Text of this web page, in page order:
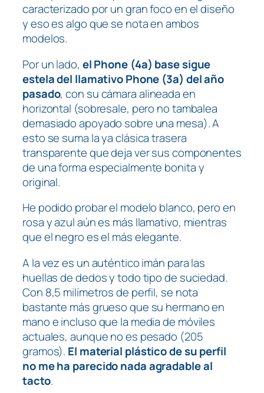
caracterizado por un gran foco en el diseño
y eso es algo que se nota en ambos
modelos.
Por un lado, el Phone (4a) base sigue
estela del llamativo Phone (3a) del año
pasado, con su cámara alineada en
horizontal (sobresale, pero no tambalea
demasiado apoyado sobre una mesa). A
esto se suma la ya clásica trasera
transparente que deja ver sus componentes
de una forma especialmente bonita y
original.
He podido probar el modelo blanco, pero en
rosa y azul aún es más llamativo, mientras
que el negro es el más elegante.
A la vez es un auténtico imán para las
huellas de dedos y todo tipo de suciedad.
Con 8,5 milímetros de perfil, se nota
bastante más grueso que su hermano en
mano e incluso que la media de móviles
actuales, aunque no es pesado (205
gramos). El material plástico de su perfil
no me ha parecido nada agradable al
tacto.